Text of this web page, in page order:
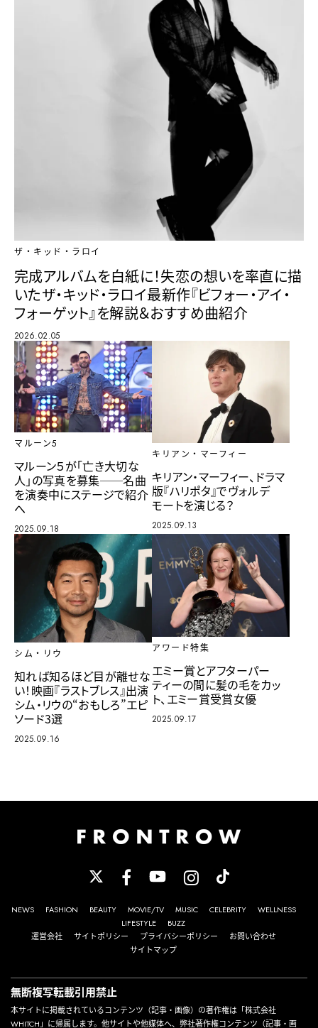
ザ・キッド・ラロイ
完成アルバムを白紙に！失恋の想いを率直に描
いたザ・キッド・ラロイ最新作『ビフォー・アイ・
フォーゲット』を解説＆おすすめ曲紹介
2026.02.05
マルーン5
マルーン５が「亡き大切な
人」の写真を募集──名曲
を演奏中にステージで紹介
へ
2025.09.18
キリアン・マーフィー
キリアン・マーフィー、ドラマ
版『ハリポタ』でヴォルデ
モートを演じる？
2025.09.13
シム・リウ
知れば知るほど目が離せな
い！映画『ラストブレス』出演
シム・リウの“おもしろ”エピ
ソード3選
2025.09.16
アワード特集
エミー賞とアフターパー
ティーの間に髪の毛をカッ
ト、エミー賞受賞女優
2025.09.17
NEWS FASHION BEAUTY MOVIE/TV MUSIC CELEBRITY
WELLNESS
LIFESTYLE
BUZZ
運営会社
サイトポリシー プライバシーポリシー
お問い合わせ
サイトマップ
無断複写転載引用禁止
本サイトに掲載されているコンテンツ（記事・画像）の著作権は「株式会社
WHITCH」に帰属します。他サイトや他媒体へ、弊社著作権コンテンツ（記事・画